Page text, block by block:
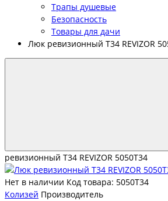
Трапы душевые
Безопасность
Товары для дачи
Люк ревизионный T34 REVIZOR
ревизионный T34 REVIZOR 5050Т34
Нет в наличии Код товара: 5050Т34
Колизей Производитель